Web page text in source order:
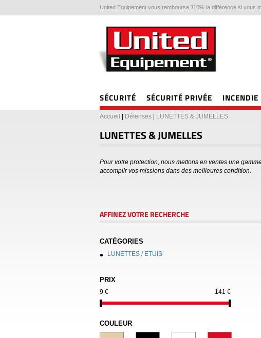
United Equipement vous rembourse 110% la différence si vous
SÉCURITÉ SÉCURITÉ PRIVÉE INCENDIE
Accueil Défenses LUNETTES & JUMELLES
LUNETTES & JUMELLES
Pour votre protection, nous mettons en ventes une
accomplir vos missions dans des meilleures condition.
AFFINEZ VOTRE RECHERCHE
CATÉGORIES
LUNETTES / ETUIS
PRIX
9 € 141 €
COULEUR